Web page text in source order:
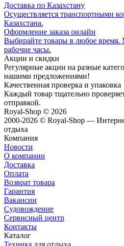
Доставка по Казахстану
Осуществляется транспортными
Казахстана.
Оформление заказа онлайн
Выбирайте товары в любое
рабочие часы.
Акции и скидки
Регулярные акции на разные
нашими предложениями!
Качественная проверка и упаковка
Каждый товар тщательно
отправкой.
Royal-Shop © 2026
2000-2026 © Royal-Shop —
отдыха
Компания
Новости
О компании
Доставка
Оплата
Возврат товара
Гарантия
Вакансии
Судовождение
Сервисный центр
Контакты
Каталог
Техника для отдыха